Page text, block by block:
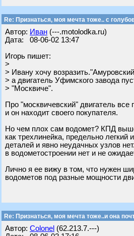
Re: Признаться, моя мечта тоже.. с
Автор: Иван (---.motolodka.ru)
Дата: 08-06-02 13:47
Игорь пишет:
>
> Ивану хочу
> а двигатель Уфимского завода
> "Москвиче".
Про "москвичевский" двигатель все
и он находит своего покупателя.
Но чем плох сам водомет? КПД
как трехлинейка, предельно
деталей и явно неудачных узлов
в водометостроении нет и не
Лично я ее вижу в том, что нужен
водометов под разные мощности
Re: Признаться, моя мечта тоже..и она
Автор: Colonel (62.213.7.---)